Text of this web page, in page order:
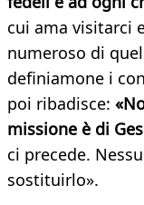
cui ama visitarci
numeroso di
definiamone i
poi ribadisce:
missione è di
ci precede.
sostituirlo».